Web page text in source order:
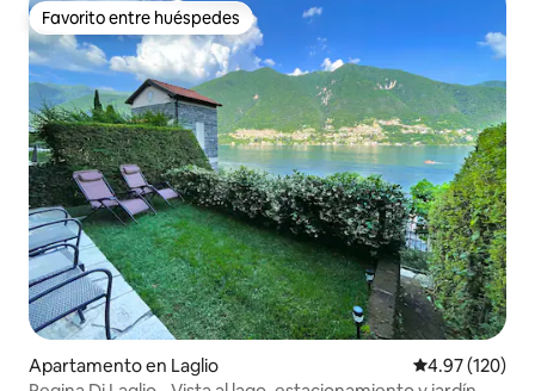
Favorito entre huéspedes
Favorito entre huéspedes
Apartamento en Laglio Calificación
4.97 (120)